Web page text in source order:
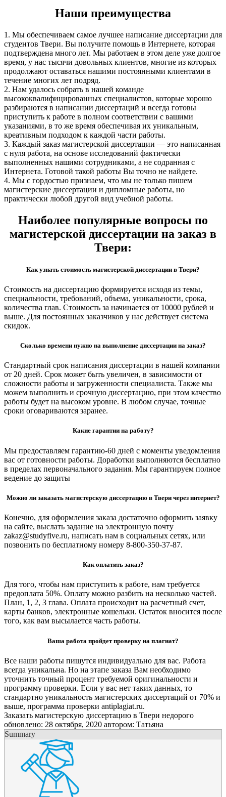
Наши преимущества
1. Мы обеспечиваем самое лучшее написание диссертации для
студентов Твери. Вы получите помощь в Интернете, которая
подтверждена много лет. Мы работаем в этом деле уже долгое
время, у нас тысячи довольных клиентов, многие из которых
продолжают оставаться нашими постоянными клиентами в
течение многих лет подряд.
2. Нам удалось собрать в нашей команде
высококвалифицированных специалистов, которые хорошо
разбираются в написании диссертаций и всегда готовы
приступить к работе в полном соответствии с вашими
указаниями, в то же время обеспечивая их уникальным,
креативным подходом к каждой части работы.
3. Каждый заказ магистерской диссертации — это написанная
с нуля работа, на основе исследований фактически
выполненных нашими сотрудниками, а не содранная с
Интернета. Готовой такой работы Вы точно не найдете.
4. Мы с гордостью признаем, что мы не только пишем
магистерские диссертации и дипломные работы, но
практически любой другой вид учебной работы.
Наиболее популярные вопросы по
магистерской диссертации на заказ в
Твери:
Как узнать стоимость магистерской диссертации в Твери?
Стоимость на диссертацию формируется исходя из темы,
специальности, требований, объема, уникальности, срока,
количества глав. Стоимость за начинается от 10000 рублей и
выше. Для постоянных заказчиков у нас действует система
скидок.
Сколько времени нужно на выполнение диссертации на заказ?
Стандартный срок написания диссертации в нашей компании
от 20 дней. Срок может быть увеличен, в зависимости от
сложности работы и загруженности специалиста. Также мы
можем выполнить и срочную диссертацию, при этом качество
работы будет на высоком уровне. В любом случае, точные
сроки оговариваются заранее.
Какие гарантии на работу?
Мы предоставляем гарантию-60 дней с моменты уведомления
вас от готовности работы. Доработки выполняются бесплатно
в пределах первоначального задания. Мы гарантируем полное
ведение до защиты
Можно ли заказать магистерскую диссертацию в Твери через интернет?
Конечно, для оформления заказа достаточно оформить заявку
на сайте, выслать задание на электронную почту
zakaz@studyfive.ru, написать нам в социальных сетях, или
позвонить по бесплатному номеру 8-800-350-37-87.
Как оплатить заказ?
Для того, чтобы нам приступить к работе, нам требуется
предоплата 50%. Оплату можно разбить на несколько частей.
План, 1, 2, 3 глава. Оплата происходит на расчетный счет,
карты банков, электронные кошельки. Остаток вносится после
того, как вам высылается часть работы.
Ваша работа пройдет проверку на плагиат?
Все наши работы пишутся индивидуально для вас. Работа
всегда уникальна. Но на этапе заказа Вам необходимо
уточнить точный процент требуемой оригинальности и
программу проверки. Если у вас нет таких данных, то
стандартно уникальность магистерских диссертаций от 70% и
выше, программа проверки antiplagiat.ru.
Заказать магистерскую диссертацию в Твери недорого
обновлено: 28 октября, 2020 автором: Татьяна
Summary